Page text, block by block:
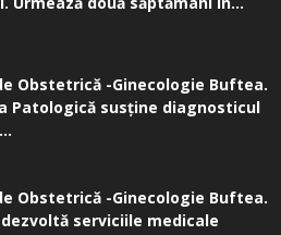
Obstetrică -Ginecologie Buftea.
Patologică susţine diagnosticul
Obstetrică -Ginecologie Buftea.
serviciile medicale